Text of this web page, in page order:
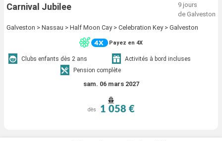
Carnival Jubilee
9 jours
de Galveston
Galveston > Nassau > Half Moon Cay > Celebration Key > Galveston
Payez en 4X
Clubs enfants dès 2 ans
Activités à bord incluses
Pension complète
sam. 06 mars 2027
dès 1 058 €